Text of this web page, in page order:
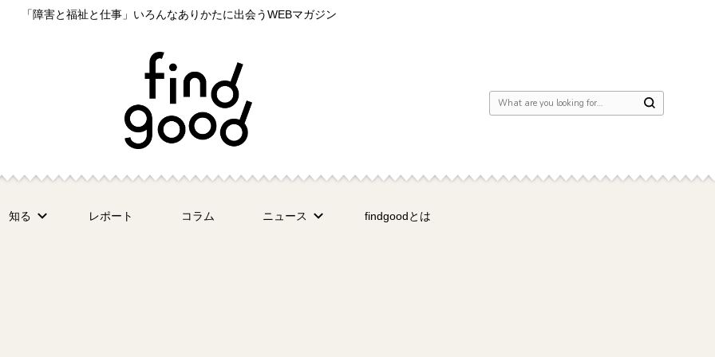
「障害と福祉と仕事」いろんなありかたに出会うWEBマガジン
Looking for Something?
知る レポート コラム ニュース findgoodとは